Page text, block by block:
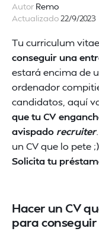
Autor Remo
Actualizado22/9/2023
Tu curriculum
conseguir una
estará encima de
ordenador
candidatos, aquí
que tu CV
avispado recruiter
un CV que lo pete ;)
Solicita tu
Hacer un CV
para